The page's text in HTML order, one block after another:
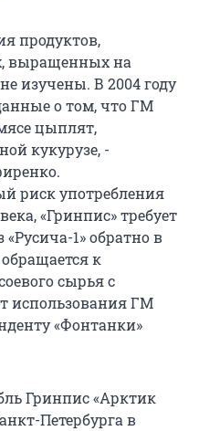
продуктов,
выращенных на
изучены. В 2004 году
о том, что ГМ
цыплят,
кукурузе, -
риск употребления
«Гринпис» требует
1» обратно в
к
сырья с
использования ГМ
«Фонтанки»
Гринпис «Арктик
Петербурга в